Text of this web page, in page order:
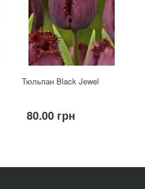
Тюльпан Black Jewel
80.00 грн